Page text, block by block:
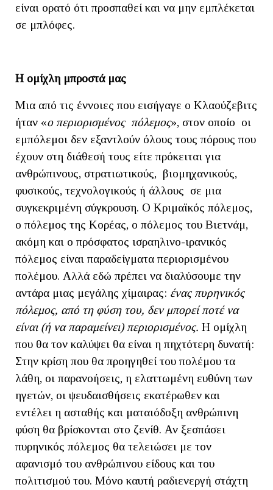
είναι ορατό ότι προσπαθεί και να μην εμπλέκεται
σε μπλόφες.
Η ομίχλη μπροστά μας
Μια από τις έννοιες που εισήγαγε ο Κλαούζεβιτς
ήταν «ο περιορισμένος πόλεμος», στον οποίο οι
εμπόλεμοι δεν εξαντλούν όλους τους πόρους που
έχουν στη διάθεσή τους είτε πρόκειται για
ανθρώπινους, στρατιωτικούς, βιομηχανικούς,
φυσικούς, τεχνολογικούς ή άλλους σε μια
συγκεκριμένη σύγκρουση. Ο Κριμαϊκός πόλεμος,
ο πόλεμος της Κορέας, ο πόλεμος του Βιετνάμ,
ακόμη και ο πρόσφατος ισραηλινο-ιρανικός
πόλεμος είναι παραδείγματα περιορισμένου
πολέμου. Αλλά εδώ πρέπει να διαλύσουμε την
αντάρα μιας μεγάλης χίμαιρας: ένας πυρηνικός
πόλεμος, από τη φύση του, δεν μπορεί ποτέ να
είναι (ή να παραμείνει) περιορισμένος. Η ομίχλη
που θα τον καλύψει θα είναι η πηχτότερη δυνατή:
Στην κρίση που θα προηγηθεί του πολέμου τα
λάθη, οι παρανοήσεις, η ελαττωμένη ευθύνη των
ηγετών, οι ψευδαισθήσεις εκατέρωθεν και
εντέλει η ασταθής και ματαιόδοξη ανθρώπινη
φύση θα βρίσκονται στο ζενίθ. Αν ξεσπάσει
πυρηνικός πόλεμος θα τελειώσει με τον
αφανισμό του ανθρώπινου είδους και του
πολιτισμού του. Μόνο καυτή ραδιενεργή στάχτη